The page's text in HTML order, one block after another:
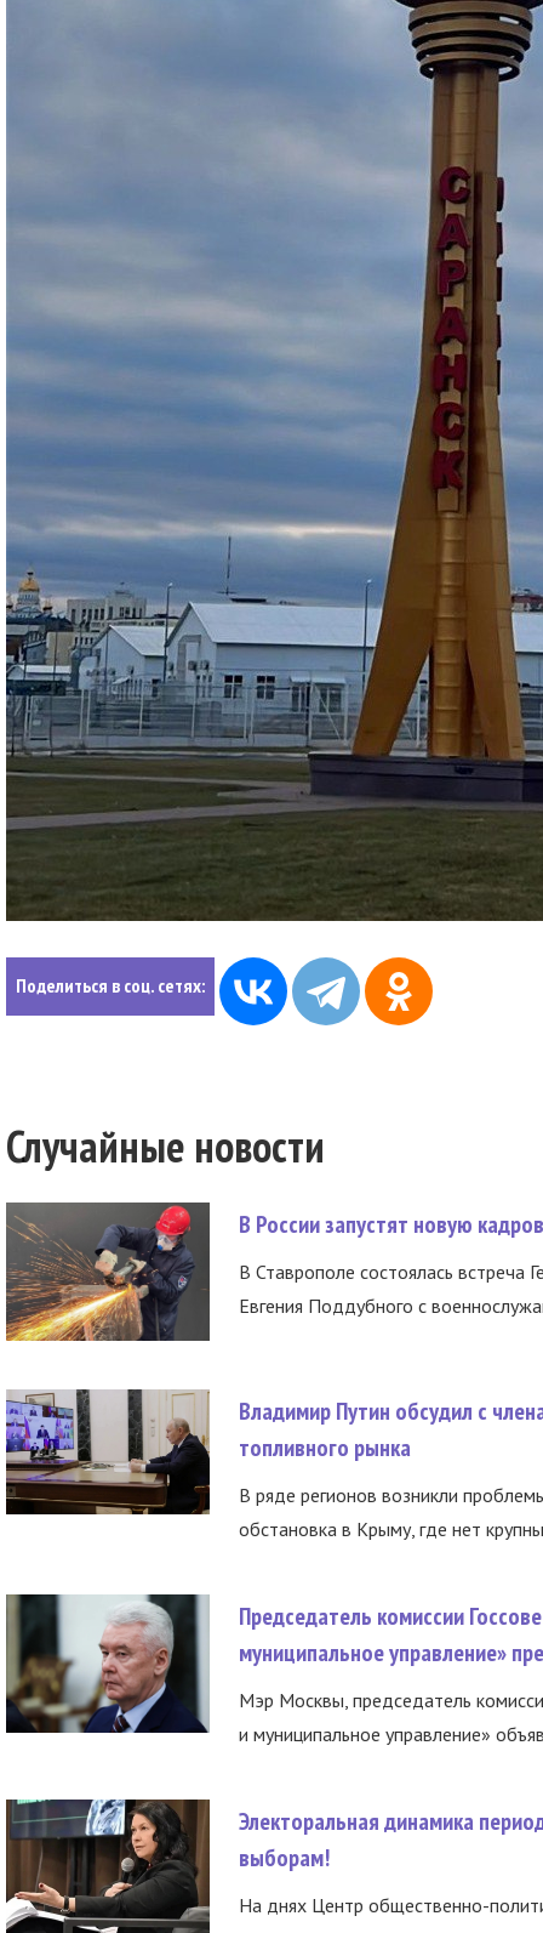
Поделиться в соц. сетях:
Случайные новости
В России запустят новую
В Ставрополе состоялась встреча
Евгения Поддубного с
Владимир Путин обсудил с
топливного рынка
В ряде регионов возникли
обстановка в Крыму, где нет
Председатель комиссии
муниципальное управление»
Мэр Москвы, председатель
и муниципальное управление»
Электоральная динамика
выборам!
На днях Центр общественно-